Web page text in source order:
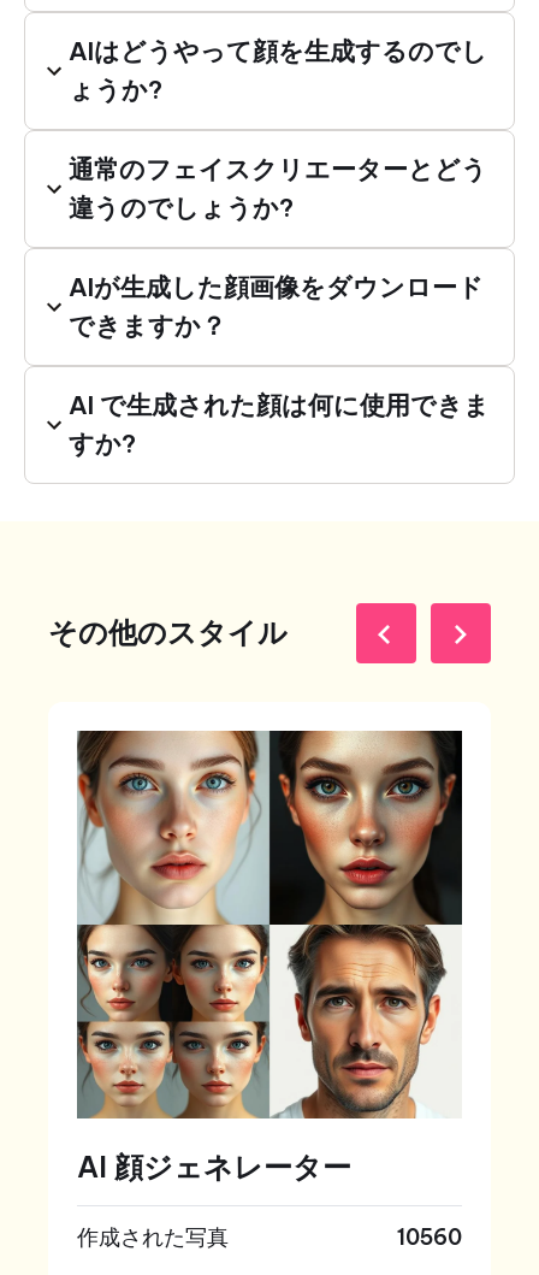
AIはどうやって顔を生成するのでし
ょうか?
通常のフェイスクリエーターとどう
違うのでしょうか?
AIが生成した顔画像をダウンロード
できますか？
AI で生成された顔は何に使用できま
すか?
その他のスタイル
AI 顔ジェネレーター
作成された写真 10560